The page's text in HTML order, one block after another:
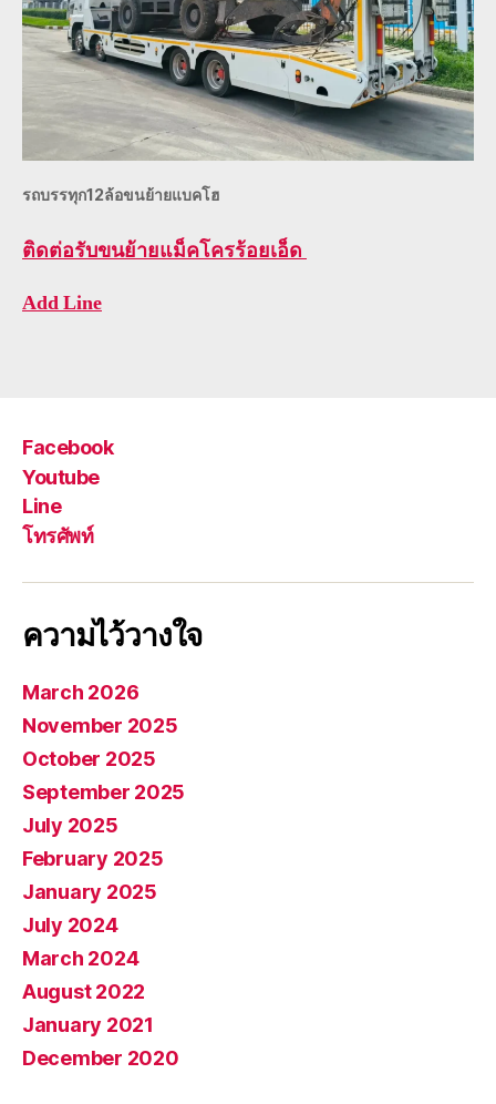
รถบรรทุก12ล้อขนย้ายแบคโฮ
ติดต่อรับขนย้ายแม็คโครร้อยเอ็ด
Add Line
Facebook
Youtube
Line
โทรศัพท์
ความไว้วางใจ
March 2026
November 2025
October 2025
September 2025
July 2025
February 2025
January 2025
July 2024
March 2024
August 2022
January 2021
December 2020